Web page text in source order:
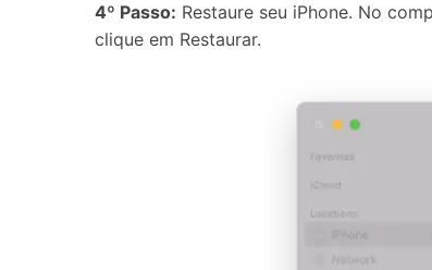
4º Passo: Restaure seu iPhone. No
clique em Restaurar.